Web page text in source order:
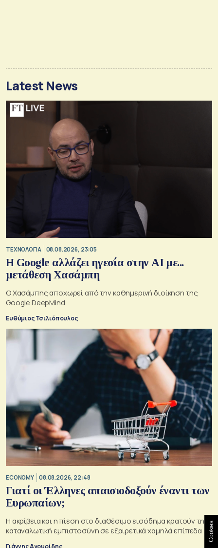
Latest News
ΤΕΧΝΟΛΟΓΙΑ 08.08.2026, 23:05
Η Google αλλάζει ηγεσία στην AI με...
μετάθεση Χασάμπη
Ο Χασάμπης αποχωρεί από την καθημερινή διοίκηση της
Google DeepMind
Ευθύμιος Τσιλιόπουλος
ECONOMY 08.08.2026, 22:48
Γιατί οι Έλληνες απαισιοδοξούν έναντι των
Ευρωπαίων;
Η ακρίβεια και η πίεση στο διαθέσιμο εισόδημα κρατούν την
καταναλωτική εμπιστοσύνη σε εξαιρετικά χαμηλά επίπεδα
Γιάννης Αγουρίδης
Cookies